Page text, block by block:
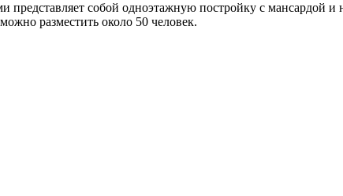
собой одноэтажную постройку с мансардой
разместить около 50 человек.